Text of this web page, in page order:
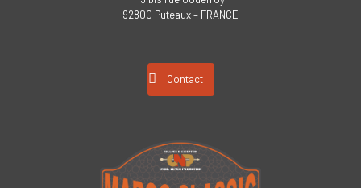
92800 Puteaux – FRANCE
Contact